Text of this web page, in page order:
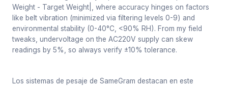
Weight - Target Weight|, where accuracy hinges on factors
like belt vibration (minimized via filtering levels 0-9) and
environmental stability (0-40°C, <90% RH). From my field
tweaks, undervoltage on the AC220V supply can skew
readings by 5%, so always verify ±10% tolerance.
Los sistemas de pesaje de SameGram destacan en este